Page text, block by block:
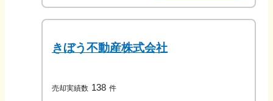
きぼう不動産株式会社
売却実績数 138 件